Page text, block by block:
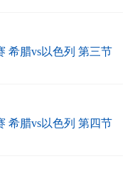
希腊vs以色列 第三节
希腊vs以色列 第四节